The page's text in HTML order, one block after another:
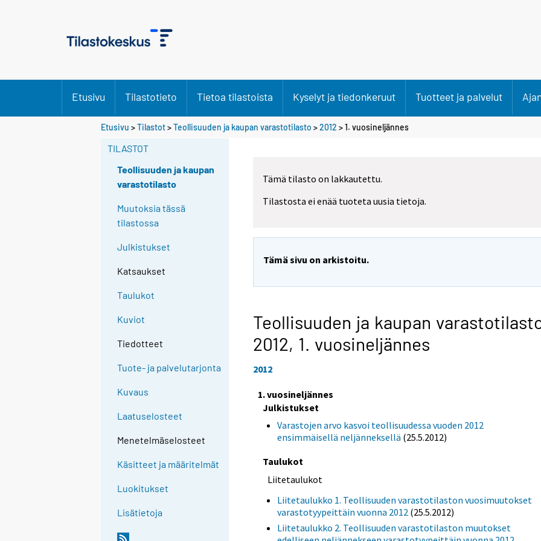
Etusivu Tilastotieto Tietoa tilastoista Kyselyt ja tiedonkeruut Tuotteet ja palvelut
Etusivu >Tilastot>Teollisuuden ja kaupan varastotilasto >2012 >1. vuosineljännes
TILASTOT
Teollisuuden ja kaupan
varastotilasto
Muutoksia tässä
tilastossa
Julkistukset
Katsaukset
Taulukot
Kuviot
Tiedotteet
Tuote- ja palvelutarjonta
Kuvaus
Laatuselosteet
Menetelmäselosteet
Käsitteet ja määritelmät
Luokitukset
Lisätietoja
Tämä tilasto on lakkautettu.
Tilastosta ei enää tuoteta uusia tietoja.
Tämä sivu on arkistoitu.
Teollisuuden ja kaupan
2012, 1. vuosineljännes
2012
1. vuosineljännes
Julkistukset
Varastojen arvo kasvoi teollisuudessa vuoden 2012
ensimmäisellä neljänneksellä (25.5.2012)
Taulukot
Liitetaulukot
Liitetaulukko 1. Teollisuuden varastotilaston vuosimuutokset
varastotyypeittäin vuonna 2012 (25.5.2012)
Liitetaulukko 2. Teollisuuden varastotilaston muutokset